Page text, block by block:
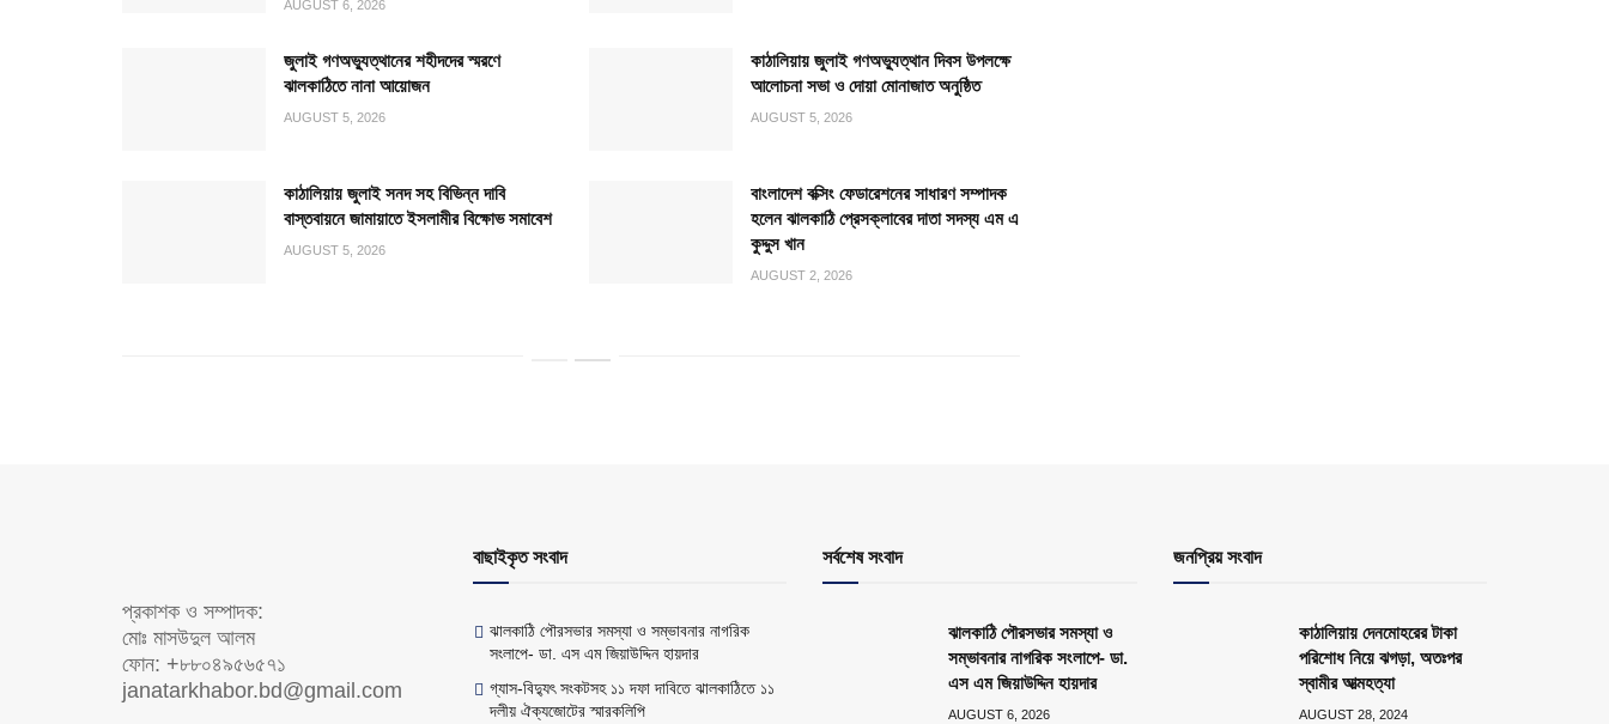
AUGUST 6, 2026
জুলাই গণঅভ্যুত্থানের শহীদদের স্মরণে
ঝালকাঠিতে নানা আয়োজন
AUGUST 5, 2026
কাঠালিয়ায় জুলাই গণঅভ্যুত্থান দিবস উপলক্ষে
আলোচনা সভা ও দোয়া মোনাজাত অনুষ্ঠিত
AUGUST 5, 2026
কাঠালিয়ায় জুলাই সনদ সহ বিভিন্ন দাবি
বাস্তবায়নে জামায়াতে ইসলামীর বিক্ষোভ সমাবেশ
AUGUST 5, 2026
বাংলাদেশ বক্সিং ফেডারেশনের সাধারণ সম্পাদক
হলেন ঝালকাঠি প্রেসক্লাবের দাতা সদস্য এম এ
কুদ্দুস খান
AUGUST 2, 2026
প্রকাশক ও সম্পাদক:
মোঃ মাসউদুল আলম
ফোন: +৮৮০৪৯৫৬৫৭১
janatarkhabor.bd@gmail.com
বাছাইকৃত সংবাদ
ঝালকাঠি পৌরসভার সমস্যা ও সম্ভাবনার নাগরিক
সংলাপে- ডা. এস এম জিয়াউদ্দিন হায়দার
গ্যাস-বিদ্যুৎ সংকটসহ ১১ দফা দাবিতে ঝালকাঠিতে ১১
দলীয় ঐক্যজোটের স্মারকলিপি
সর্বশেষ সংবাদ
ঝালকাঠি পৌরসভার সমস্যা ও
সম্ভাবনার নাগরিক সংলাপে- ডা.
এস এম জিয়াউদ্দিন হায়দার
AUGUST 6, 2026
জনপ্রিয় সংবাদ
কাঠালিয়ায় দেনমোহরের টাকা
পরিশোধ নিয়ে ঝগড়া, অতঃপর
স্বামীর আত্মহত্যা
AUGUST 28, 2024